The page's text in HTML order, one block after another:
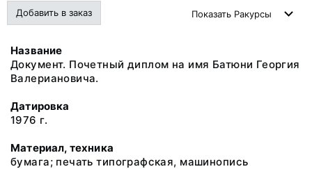
Добавить в заказ Показать Ракурсы
Название
Документ. Почетный диплом на имя Батюни Георгия
Валериановича.
Датировка
1976 г.
Материал, техника
бумага; печать типографская, машинопись